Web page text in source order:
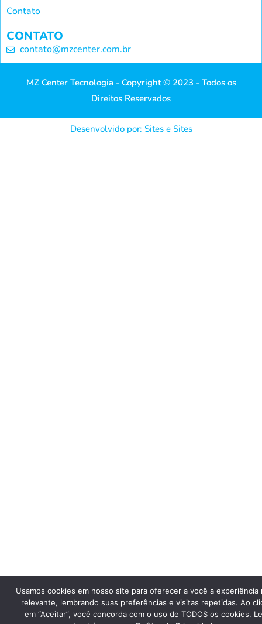
Contato
CONTATO
contato@mzcenter.com.br
MZ Center Tecnologia - Copyright © 2023 - Todos os
Direitos Reservados
Desenvolvido por: Sites e Sites
Usamos cookies em nosso site para oferecer a você a experiência
relevante, lembrando suas preferências e visitas repetidas. Ao
em “Aceitar”, você concorda com o uso de TODOS os cookies.